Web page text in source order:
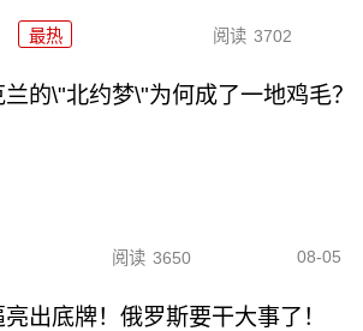
最热 阅读 3702
的\"北约梦\"为何成了一地鸡毛？
阅读 3650 08-05
出底牌！俄罗斯要干大事了！